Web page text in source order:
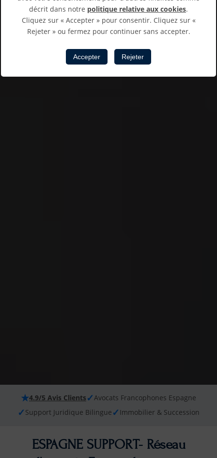
décrit dans notre politique relative aux cookies.
Cliquez sur « Accepter » pour consentir. Cliquez sur «
Rejeter » ou fermez pour continuer sans accepter.
Accepter Rejeter
★4.9/5 Avis Clients ✓Avocats Francophones Espagne
✓ Support Juridique Bilingue ✓ Immobilier & Succession
ESPAGNE SUPPORT- Réseau